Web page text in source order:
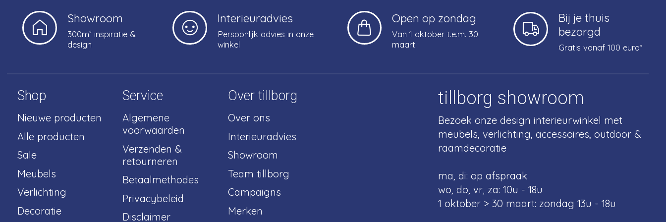
Showroom
300m² inspiratie &
design
Interieuradvies
Persoonlijk advies in onze
winkel
Open op zondag
Van 1 oktober t.e.m. 30
maart
Bij je thuis
bezorgd
Gratis vanaf 100 euro*
Shop
Nieuwe producten
Alle producten
Sale
Meubels
Verlichting
Decoratie
Service
Algemene
voorwaarden
Verzenden &
retourneren
Betaalmethodes
Privacybeleid
Disclaimer
Over tillborg
Over ons
Interieuradvies
Showroom
Team tillborg
Campaigns
Merken
tillborg showroom
Bezoek onze design interieurwinkel met
meubels, verlichting, accessoires, outdoor &
raamdecoratie
ma, di: op afspraak
wo, do, vr, za: 10u - 18u
1 oktober > 30 maart: zondag 13u - 18u